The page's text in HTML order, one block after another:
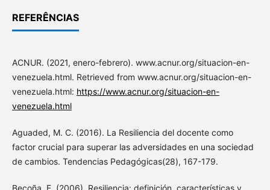
REFERÊNCIAS
ACNUR. (2021, enero-febrero). www.acnur.org/situacion-en-
venezuela.html. Retrieved from www.acnur.org/situacion-en-
venezuela.html: https://www.acnur.org/situacion-en-
venezuela.html
Aguaded, M. C. (2016). La Resiliencia del docente como
factor crucial para superar las adversidades en una sociedad
de cambios. Tendencias Pedagógicas(28), 167-179.